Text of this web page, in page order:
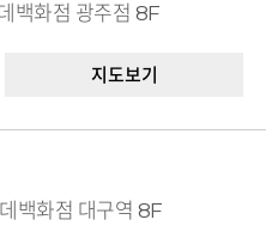
백화점 광주점 8F
지도보기
백화점 대구역 8F